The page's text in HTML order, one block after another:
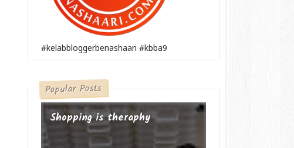
#kelabbloggerbenashaari #kbba9
Popular Posts
Shopping is theraphy